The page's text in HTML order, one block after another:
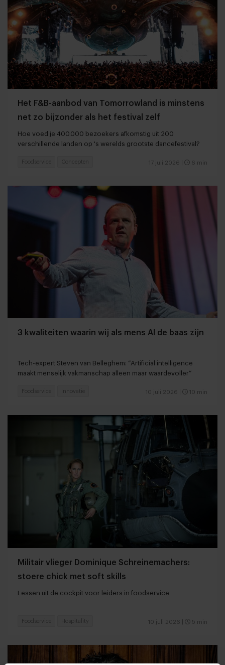
Het F&B-aanbod van Tomorrowland is minstens
net zo bijzonder als het festival zelf
Hoe voed je 400.000 bezoekers afkomstig uit 200
verschillende landen op 's werelds grootste dancefestival?
17 juli 2026 6 min
Foodservice Concepten
3 kwaliteiten waarin wij als mens AI de baas zijn
Tech-expert Steven van Belleghem: “Artificial intelligence
maakt menselijk vakmanschap alleen maar waardevoller”
10 juli 2026 10 min
Foodservice Innovatie
Militair vlieger Dominique Schreinemachers:
stoere chick met soft skills
Lessen uit de cockpit voor leiders in foodservice
10 juli 2026 5 min
Foodservice Hospitality